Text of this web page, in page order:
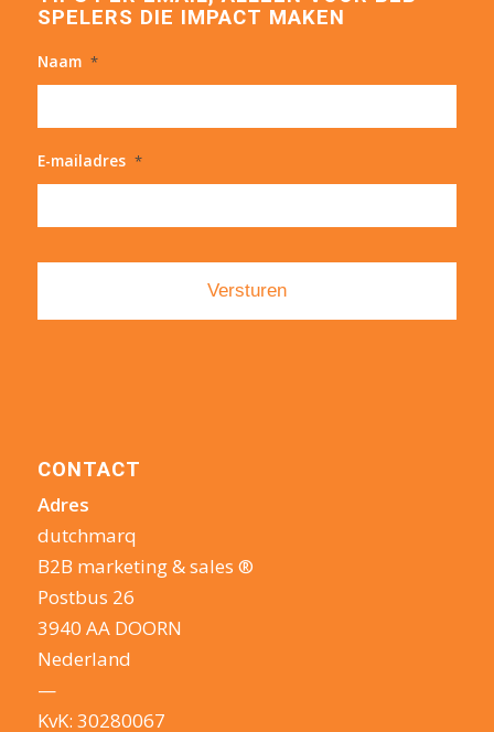
SPELERS DIE IMPACT MAKEN
Naam *
E-mailadres *
CONTACT
Adres
dutchmarq
B2B marketing & sales ®
Postbus 26
3940 AA DOORN
Nederland
—
KvK: 30280067